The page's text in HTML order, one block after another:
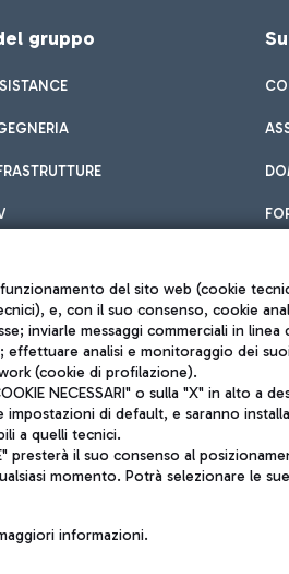
gruppo
di Mundys S.p.A.
+39 06 65951
Note legali
Mappa sito
Accessibilità
del sito web (cookie
e, con il suo consenso, cookie
inviarle messaggi commerciali in
analisi e monitoraggio dei
(cookie di profilazione).
NECESSARI" o sulla "X" in alto
di default, e saranno
a quelli tecnici.
presterà il suo consenso al
momento. Potrà selezionare le
informazioni.